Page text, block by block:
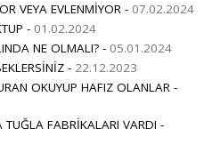
VEYA EVLENMİYOR - 07.02.2024
- 01.02.2024
NE OLMALI? - 05.01.2024
- 22.12.2023
OKUYUP HAFIZ OLANLAR -
FABRİKALARI VARDI -